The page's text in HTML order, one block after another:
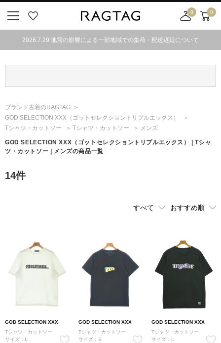
気
0
舗
カ
0
2026.7.29 地震の影響による一部地域での集荷・配送遅延について
ブランド古着のRAGTAG
GOD SELECTION XXX （ゴットセレクショントリプルエックス）
Tシャツ・カットソー
Tシャツ・カットソー メンズ
GOD SELECTION XXX （ゴットセレクショントリプルエックス）
| Tシャ
ツ・カットソー | メンズの商品一覧
14件
GOD SELECTION XXX
Tシャツ・カットソー
サイズ：L
GOD SELECTION XXX
Tシャツ・カットソー
サイズ：S
GOD SELECTION XXX
Tシャツ・カットソー
サイズ：L